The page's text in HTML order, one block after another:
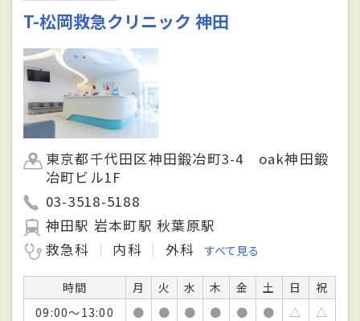
T-松岡救急クリニック 神田
東京都千代田区神田鍛冶町3-4 oak神田鍛
冶町ビル1F
03-3518-5188
神田駅 岩本町駅 秋葉原駅
救急科
内科 外科 すべて見る
時間 月 火 水 木 金 土 日
祝
09:00～13:00
● ● ● ● ● ● △
△